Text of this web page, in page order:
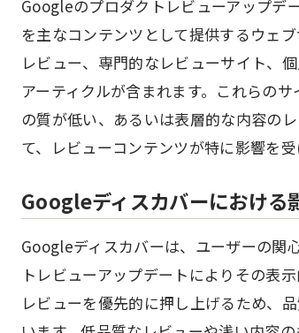
Googleのプロダクトレビューアップデ
を主なコンテンツとして提供するウェ
レビュー、専門的なレビューサイト、
アーティクルが含まれます。これらの
の質が低い、あるいは表層的な内容の
て、レビューコンテンツが特に影響を受
Googleディスカバーにおける
Googleディスカバーは、ユーザーの関
トレビューアップデートによりその表
レビューを優先的に押し上げるため、